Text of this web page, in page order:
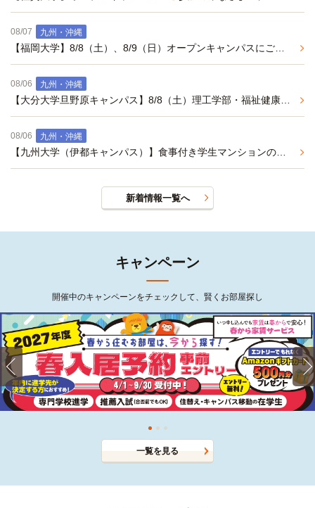
08/07 九州・沖縄
08/06 九州・沖縄
08/06 九州・沖縄
新着情報一覧へ
キャンペーン
開催中のキャンペーンをチェックして、賢くお部屋探し
一覧を見る